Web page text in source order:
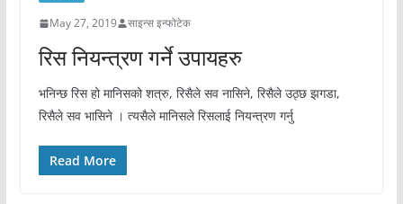
May 27, 2019 साइन्स इन्फोटेक
रिस नियन्त्रण गर्ने उपायहरु
भनिन्छ रिस हो मानिसको शत्रु, रिसैले सव नासिने, रिसैले उठ्छ झगडा,
रिसैले सव भासिने । त्यसैले मानिसले रिसलाई नियन्त्रण गर्नु
Read More